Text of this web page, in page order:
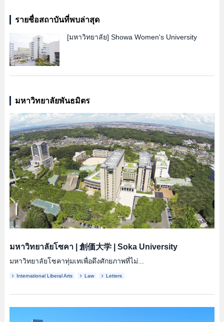
รายชื่อสถาบันที่พบล่าสุด
[มหาวิทยาลัย] Showa Women's University
มหาวิทยาลัยพันธมิตร
มหาวิทยาลัยโซคา| 創価大学| Soka University
มหาวิทยาลัยโซคาทุ่มเทเพื่อดึงศักยภาพที่ไม่...
International Liberal Arts Law Letters